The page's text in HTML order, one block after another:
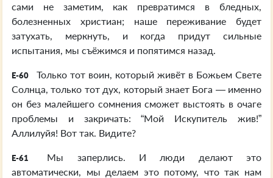
сами не заметим, как превратимся в бледных,
болезненных христиан; наше переживание будет
затухать, меркнуть, и когда придут сильные
испытания, мы съёжимся и попятимся назад.
E-60
Только тот воин, который живёт в Божьем Свете
Солнца, только тот дух, который знает Бога — именно
он без малейшего сомнения сможет выстоять в очаге
проблемы и закричать: “Мой Искупитель жив!”
Аллилуйя! Вот так. Видите?
E-61
Мы заперлись. И люди делают это
автоматически, мы делаем это потому, что так нам